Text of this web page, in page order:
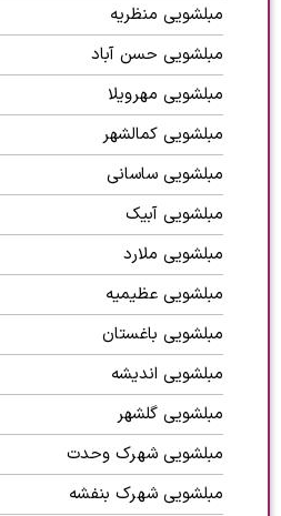
مبلشویی منظریه
مبلشویی حسن آباد
مبلشویی مهرویلا
مبلشویی کمالشهر
مبلشویی ساسانی
مبلشویی آبیک
مبلشویی ملارد
مبلشویی عظیمیه
مبلشویی باغستان
مبلشویی اندیشه
مبلشویی گلشهر
مبلشویی شهرک وحدت
مبلشویی شهرک بنفشه